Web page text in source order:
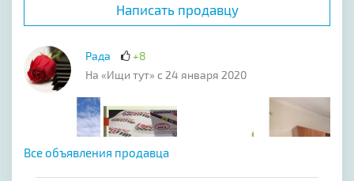
Написать продавцу
Рада
+8
На «Ищи тут» с 24 января 2020
Все объявления продавца